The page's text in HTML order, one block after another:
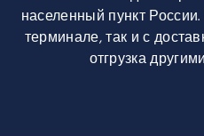
населенный пункт
терминале, так и с
отгрузка